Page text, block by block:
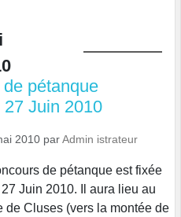
pétanque
27 Juin 2010
2010 parAdmin istrateur
de pétanque est fixée
Juin 2010. Il aura lieu au
de Cluses (vers la montée de